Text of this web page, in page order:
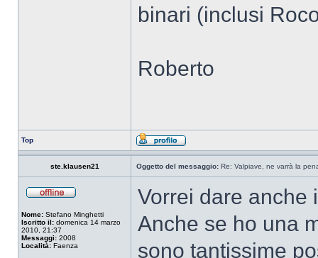
binari (inclusi
Roberto
Top
ste.klausen21 Oggetto del messaggio: Re: Valpiave, ne varrà la
Nome: Stefano Minghetti
Iscritto il: domenica 14 marzo
2010, 21:37
Messaggi: 2008
Località: Faenza
Vorrei dare anche
Anche se ho una
sono tantissime